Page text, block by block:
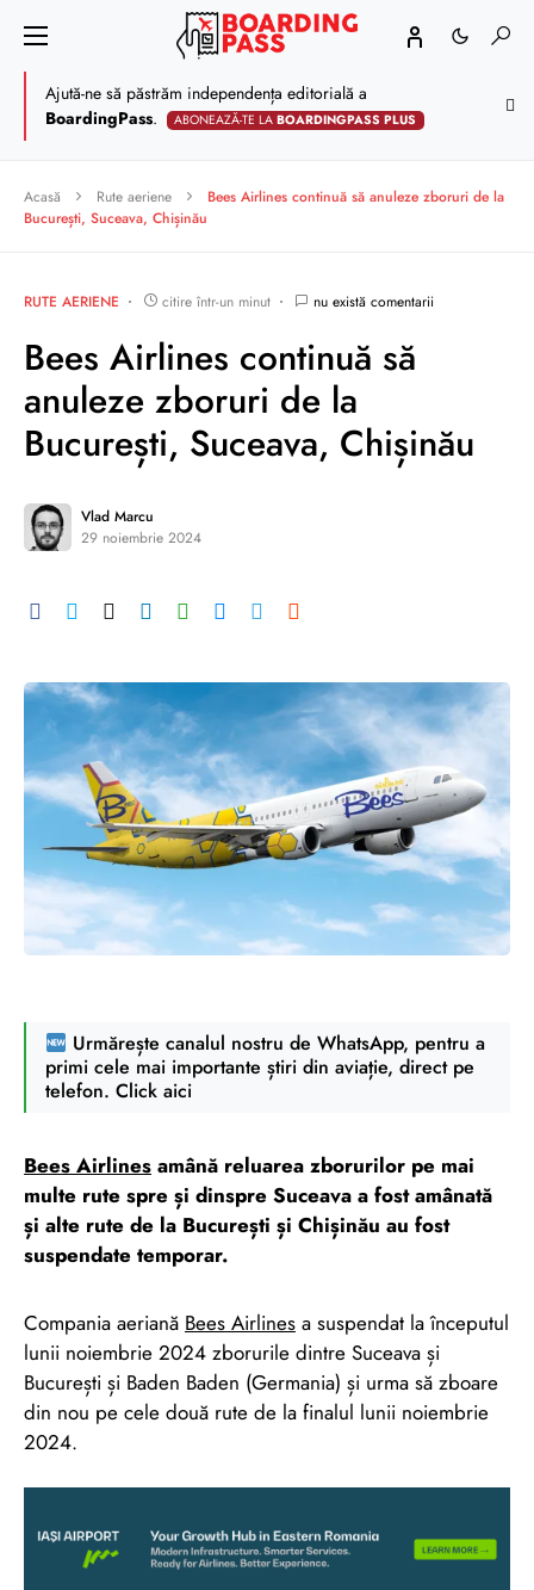
Ajută-ne să păstrăm independența editorială a
BoardingPass. ABONEAZĂ-TE LABOARDINGPASS PLUS
Acasă Rute aeriene
Bees Airlines continuă să anuleze zboruri de la
București, Suceava, Chișinău
RUTE AERIENE citire într-un minut nu există comentarii
Bees Airlines continuă să
anuleze zboruri de la
București, Suceava, Chișinău
Vlad Marcu
29 noiembrie 2024
Urmărește canalul nostru de WhatsApp, pentru a
primi cele mai importante știri din aviație, direct pe
telefon. Click aici
Bees Airlines amână reluarea zborurilor pe mai
multe rute spre și dinspre Suceava a fost amânată
și alte rute de la București și Chișinău au fost
suspendate temporar.
Compania aeriană Bees Airlines a suspendat la începutul
lunii noiembrie 2024 zborurile dintre Suceava și
București și Baden Baden (Germania) și urma să zboare
din nou pe cele două rute de la finalul lunii noiembrie
2024.